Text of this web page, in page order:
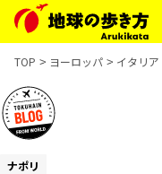
TOP ヨーロッパ イタリア
ナポリ